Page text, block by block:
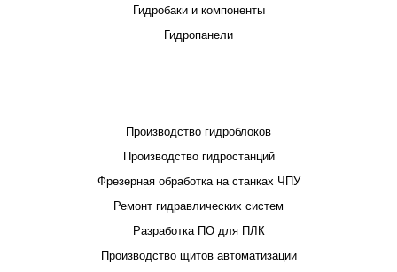
Гидробаки и компоненты
Гидропанели
Производство гидроблоков
Производство гидростанций
Фрезерная обработка на станках ЧПУ
Ремонт гидравлических систем
Разработка ПО для ПЛК
Производство щитов автоматизации